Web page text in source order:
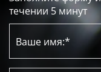
течении 5 минут